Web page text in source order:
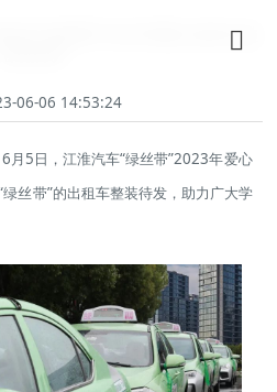
车“绿丝带”2023年爱心送考公益
06-06 14:53:24
5日，江淮汽车“绿丝带”2023年爱心
丝带”的出租车整装待发，助力广大学